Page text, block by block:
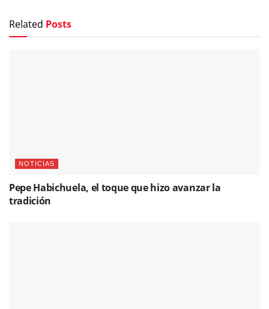
Related Posts
NOTICIAS
Pepe Habichuela, el toque que hizo avanzar la
tradición